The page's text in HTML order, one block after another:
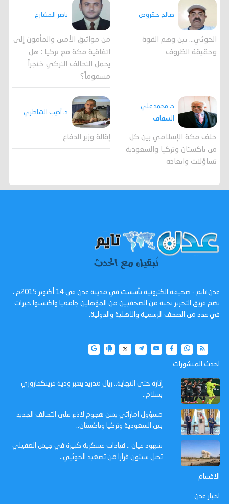
صالح حقروص
الحوثي... بين وهم القوة
وحقيقة الظروف
ناصر المشارع
من مواثيق الأمين والمأمون إلى
اتفاقية مكة مع تركيا : هل
يحمل التحالف التركي خنجراً
مسموماً؟
د. محمد علي
السقاف
حلف مكة الإسلامي بين كل
من باكستان وتركيا والسعودية
تساؤلات وابعاده
د. أديب الشاطري
إقالة وزير الدفاع
عدن تايم - صحيفة الكترونية تأسست في مدينة عدن في 14 أكتوبر 2015م ،
يضم فريق التحرير نخبة من الصحفيين من المؤهلين جامعيا واكتسبوا خبرات
في عدد من الصحف الرسمية والاهلية والدولية.
احدث المنشورات
إثارة حتى النهاية.. ريال مدريد يعبر ودية فرينكفاروزي
بسلام..
مسؤول اماراتي يشن هجوم لاذع على التحالف الجديد
بين السعودية وتركيا وباكستان..
شهود عيان .. قيادات عسكرية كبيرة في جيش العقيلي
تصل سيئون فرارا من تصعيد الحوثيي..
الاقسام
اخبار عدن